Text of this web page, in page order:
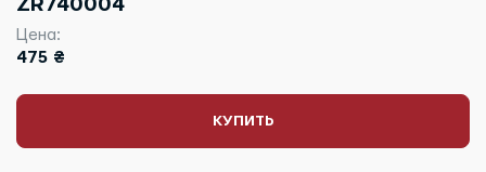
ZR740004
Цена:
475 ₴
КУПИТЬ